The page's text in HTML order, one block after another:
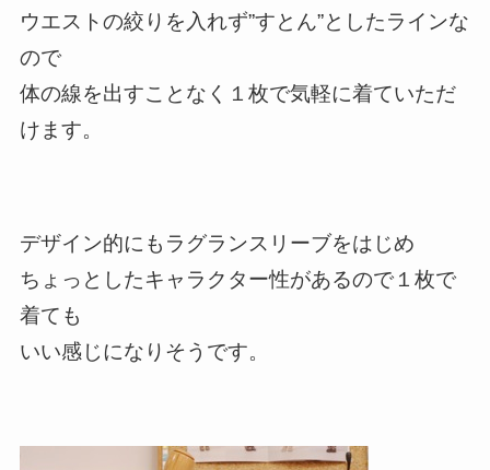
ウエストの絞りを入れず”すとん”としたラインな
ので
体の線を出すことなく１枚で気軽に着ていただ
けます。
デザイン的にもラグランスリーブをはじめ
ちょっとしたキャラクター性があるので１枚で
着ても
いい感じになりそうです。